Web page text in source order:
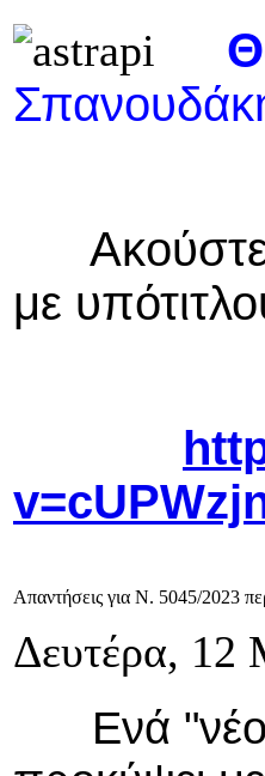
Ακούστε
με
Απαντήσεις για Ν. 5045/2023
Δευτέρα, 12
Ενά "νέο